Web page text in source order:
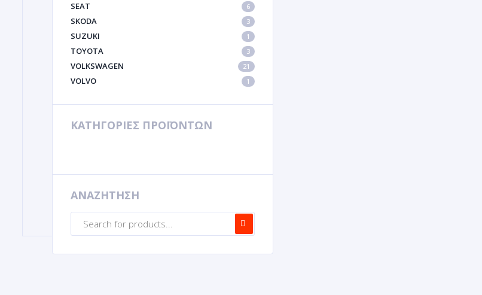
SEAT 6
SKODA 3
SUZUKI 1
TOYOTA 3
VOLKSWAGEN 21
VOLVO 1
ΚΑΤΗΓΟΡΙΕΣ ΠΡΟΪΟΝΤΩΝ
ΑΝΑΖΗΤΗΣΗ